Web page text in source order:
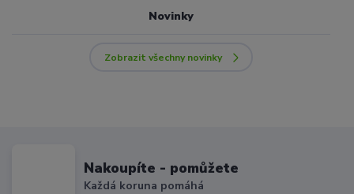
Novinky
Zobrazit všechny novinky
Nakoupíte - pomůžete
Každá koruna pomáhá